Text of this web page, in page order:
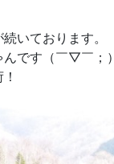
いております。
です（￣▽￣；）